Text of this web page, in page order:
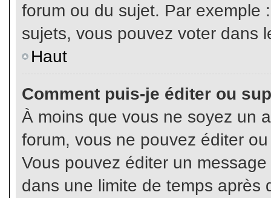
forum ou du sujet. Par exemple
sujets, vous pouvez voter dans
Haut
Comment puis-je éditer ou
À moins que vous ne soyez un
forum, vous ne pouvez éditer
Vous pouvez éditer un
dans une limite de temps après